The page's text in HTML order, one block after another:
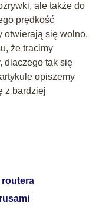
ale także do
prędkość
otwierają się wolno,
że tracimy
dlaczego tak się
opiszemy
z bardziej
routera